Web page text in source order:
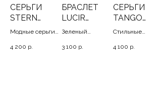
СЕРЬГИ
STERN
SILVER
Модные серьги
серебряном, 2.5
4 200 р.
БРАСЛЕТ
LUCIR
GREEN
Зеленый
браслет, 16-20
3 100 р.
СЕРЬГИ
TANGO
GOLD
Стильные
серьги на
4 100 р.